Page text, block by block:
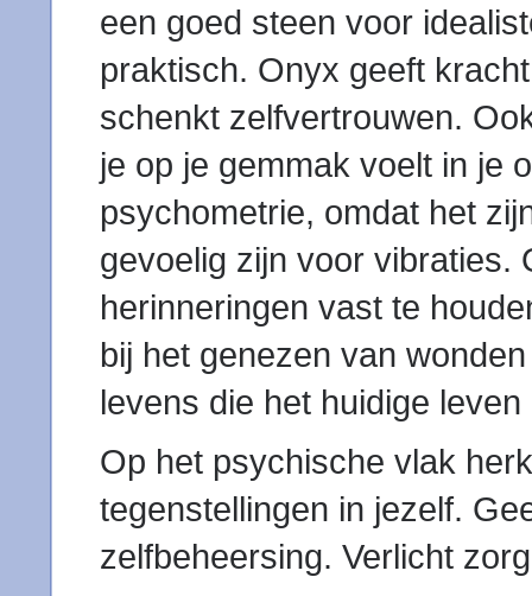
een goed steen voor
praktisch. Onyx geeft
schenkt zelfvertrouwen.
je op je gemmak voelt in je
psychometrie, omdat het
gevoelig zijn voor vibraties.
herinneringen vast te
bij het genezen van
levens die het huidige
Op het psychische vlak
tegenstellingen in jezelf.
zelfbeheersing. Verlicht